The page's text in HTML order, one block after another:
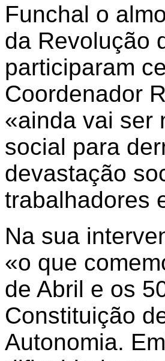
Funchal o
da Revolução
participaram
Coordenador
«ainda vai ser
social para
devastação
trabalhadores
Na sua
«o que
de Abril e os
Constituição
Autonomia.